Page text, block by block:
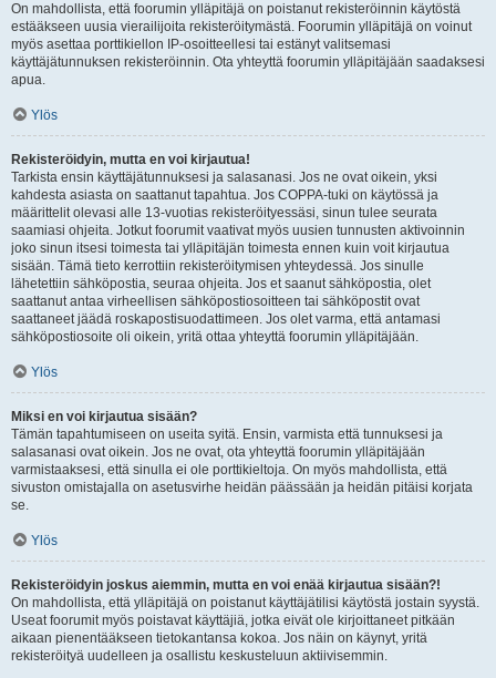
On mahdollista, että foorumin ylläpitäjä on poistanut rekisteröinnin käytöstä
estääkseen uusia vierailijoita rekisteröitymästä. Foorumin ylläpitäjä on voinut
myös asettaa porttikiellon IP-osoitteellesi tai estänyt valitsemasi
käyttäjätunnuksen rekisteröinnin. Ota yhteyttä foorumin ylläpitäjään saadaksesi
apua.
Ylös
Rekisteröidyin, mutta en voi kirjautua!
Tarkista ensin käyttäjätunnuksesi ja salasanasi. Jos ne ovat oikein, yksi
kahdesta asiasta on saattanut tapahtua. Jos COPPA-tuki on käytössä ja
määrittelit olevasi alle 13-vuotias rekisteröityessäsi, sinun tulee seurata
saamiasi ohjeita. Jotkut foorumit vaativat myös uusien tunnusten aktivoinnin
joko sinun itsesi toimesta tai ylläpitäjän toimesta ennen kuin voit kirjautua
sisään. Tämä tieto kerrottiin rekisteröitymisen yhteydessä. Jos sinulle
lähetettiin sähköpostia, seuraa ohjeita. Jos et saanut sähköpostia, olet
saattanut antaa virheellisen sähköpostiosoitteen tai sähköpostit ovat
saattaneet jäädä roskapostisuodattimeen. Jos olet varma, että antamasi
sähköpostiosoite oli oikein, yritä ottaa yhteyttä foorumin ylläpitäjään.
Ylös
Miksi en voi kirjautua sisään?
Tämän tapahtumiseen on useita syitä. Ensin, varmista että tunnuksesi ja
salasanasi ovat oikein. Jos ne ovat, ota yhteyttä foorumin ylläpitäjään
varmistaaksesi, että sinulla ei ole porttikieltoja. On myös mahdollista, että
sivuston omistajalla on asetusvirhe heidän päässään ja heidän pitäisi korjata
se.
Ylös
Rekisteröidyin joskus aiemmin, mutta en voi enää kirjautua sisään?!
On mahdollista, että ylläpitäjä on poistanut käyttäjätilisi käytöstä jostain syystä.
Useat foorumit myös poistavat käyttäjiä, jotka eivät ole kirjoittaneet pitkään
aikaan pienentääkseen tietokantansa kokoa. Jos näin on käynyt, yritä
rekisteröityä uudelleen ja osallistu keskusteluun aktiivisemmin.